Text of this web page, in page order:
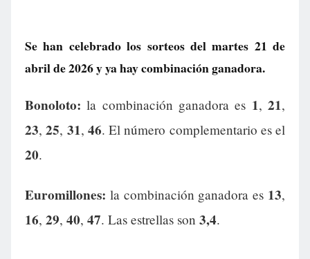
Se han celebrado los sorteos del martes 21 de
abril de 2026 y ya hay combinación ganadora.
Bonoloto: la combinación ganadora es 1,21,
23,25, 31, 46. El número complementario es el
20.
Euromillones: la combinación ganadora es 13,
16, 29, 40, 47. Las estrellas son 3,4.